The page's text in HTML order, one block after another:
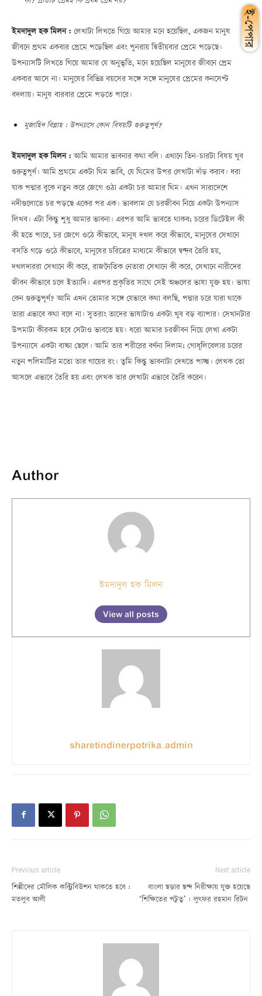
ইমদাদুল হক মিলন : লেখাটা লিখতে গিয়ে আমার মনে হয়েছিল, একজন মানুষ
জীবনে প্রথম একবার প্রেমে পড়েছিল এবং পুনরায় দ্বিতীয়বার প্রেমে পড়েছে।
উপন্যাসটি লিখতে গিয়ে আমার যে অনুভূতি, মনে হয়েছিল মানুষের জীবনে প্রেম
একবার আসে না। মানুষের বিভিন্ন বয়সের সঙ্গে সঙ্গে মানুষের প্রেমের কনসেপ্ট
বদলায়। মানুষ বারবার প্রেমে পড়তে পারে।
মুজাহিদ বিল্লাহ : উপন্যাসে কোন বিষয়টি গুরুত্বপূর্ণ?
ইমদাদুল হক মিলন :আমি আমার ভাবনার কথা বলি। এখানে তিন-চারটা বিষয় খুব
গুরুত্বপূর্ণ। আমি প্রথমে একটা থিম ভাবি, যে থিমের উপর লেখাটা দাঁড় করাব। ধরা
যাক পদ্মার বুকে নতুন করে জেগে ওঠা একটা চর আমার থিম। এখন সারাদেশে
নদীগুলোতে চর পড়ছে একের পর এক। ভাবলাম যে চরজীবন নিয়ে একটা উপন্যাস
লিখব। এটা কিন্তু শুধু আমার ভাবনা। এরপর আমি ভাবতে থাকব; চরের ডিটেইল কী
কী হতে পারে, চর জেগে ওঠে কীভাবে, মানুষ দখল করে কীভাবে, মানুষের সেখানে
বসতি গড়ে ওঠে কীভাবে, মানুষের চরিত্রের মাধ্যমে কীভাবে দ্বন্দ্ব তৈরি হয়,
দখলদাররা সেখানে কী করে, রাজনৈতিক নেতারা সেখানে কী করে, সেখানে নারীদের
জীবন কীভাবে চলে ইত্যাদি। এরপর প্রকৃতির সাথে সেই অঞ্চলের ভাষা যুক্ত হয়। ভাষা
কেন গুরুত্বপূর্ণ? আমি এখন তোমার সঙ্গে যেভাবে কথা বলছি, পদ্মার চরে যারা থাকে
তারা এভাবে কথা বলে না। সুতরাং তাদের ভাষাটাও একটা খুব বড় ব্যাপার। সেখানটার
উপমাটা কীরকম হবে সেটাও ভাবতে হয়। ধরো আমার চরজীবন নিয়ে লেখা একটা
উপন্যাসে একটা বাচ্চা ছেলে। আমি তার শরীরের বর্ণনা দিলাম; গোধূলিবেলার চরের
নতুন পলিমাটির মতো তার গায়ের রং। তুমি কিন্তু ভাবনাটা দেখতে পাচ্ছ। লেখক তো
আসলে এভাবে তৈরি হয় এবং লেখক তার লেখাটা এভাবে তৈরি করেন।
Author
ইমদাদুল হক মিলন
View all posts
sharetindinerpotrika_admin
Previous article
শিল্পীদের মৌলিক কন্ট্রিবিউশন থাকতে হবে :
মতলুব আলী
Next article
বাংলা ছড়ার ছন্দ নিরীক্ষায় যুক্ত হয়েছে
‘শিক্ষিতের পটুত্ব’ | লুৎফর রহমান রিটন